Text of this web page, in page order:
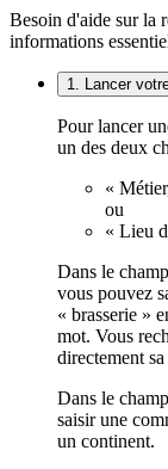
Besoin d'aide sur la
informations
1. Lancer
Pour lancer
un des deux
«
ou
« Lieu
Dans le
vous pouvez
« brasserie »
mot. Vous
directement
Dans le
saisir une
un continent.